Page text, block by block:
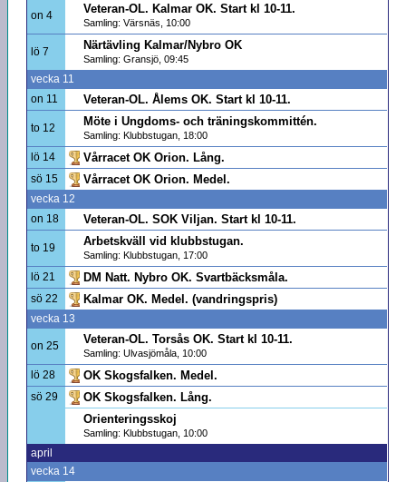
on 4 Veteran-OL. Kalmar OK. Start kl 10-11.
Samling: Värsnäs, 10:00
lö 7 Närtävling Kalmar/Nybro OK
Samling: Gransjö, 09:45
vecka 11
on 11
Veteran-OL. Ålems OK. Start kl 10-11.
to 12 Möte i Ungdoms- och träningskommittén.
Samling: Klubbstugan, 18:00
lö 14 Vårracet OK Orion. Lång.
sö 15 Vårracet OK Orion. Medel.
vecka 12
on 18
Veteran-OL. SOK Viljan. Start kl 10-11.
to 19 Arbetskväll vid klubbstugan.
Samling: Klubbstugan, 17:00
lö 21 DM Natt. Nybro OK. Svartbäcksmåla.
sö 22 Kalmar OK. Medel. (vandringspris)
vecka 13
on 25 Veteran-OL. Torsås OK. Start kl 10-11.
Samling: Ulvasjömåla, 10:00
lö 28 OK Skogsfalken. Medel.
sö 29
OK Skogsfalken. Lång.
Orienteringsskoj
Samling: Klubbstugan, 10:00
april
vecka 14